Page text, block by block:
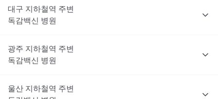
대구 지하철역 주변
독감백신
병원
광주 지하철역 주변
독감백신
병원
울산 지하철역 주변